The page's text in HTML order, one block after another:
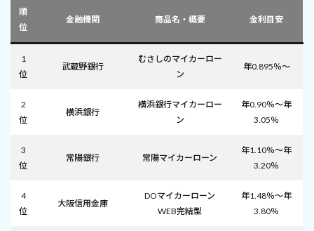
順
位
金融機関 商品名・概要 金利目安
1
位
武蔵野銀行
むさしのマイカーロー
ン
年0.895％～
2
位
横浜銀行
横浜銀行マイカーロー
ン
年0.90％～年
3.05％
3
位
常陽銀行 常陽マイカーローン
年1.10％～年
3.20％
4
位
大阪信用金庫
DOマイカーローン
WEB完結型
年1.48％～年
3.80％